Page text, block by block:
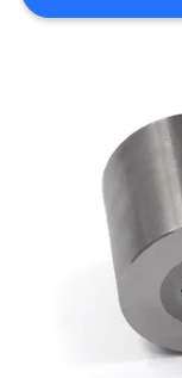
SITEMAP
ΑΠΟΡΡΉΤΟΥ